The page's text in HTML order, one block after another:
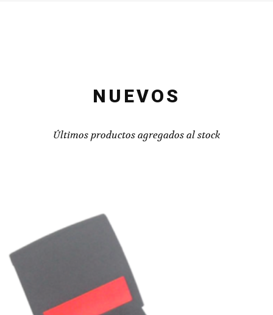
NUEVOS
Últimos productos agregados al stock